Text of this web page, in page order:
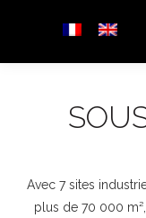
Avec 7 sites
plus de 70 000